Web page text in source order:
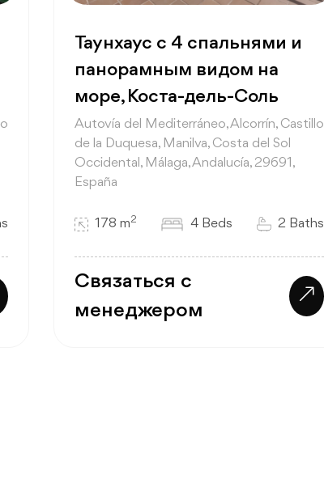
Таунхаус с 4 спальнями и
панорамным видом на
море, Коста-дель-Соль
Autovía del Mediterráneo, Alcorrín, Castillo
de la Duquesa, Manilva, Costa del Sol
Occidental, Málaga, Andalucía, 29691,
España
178 m2 4 Beds 2 Baths
Связаться с
менеджером